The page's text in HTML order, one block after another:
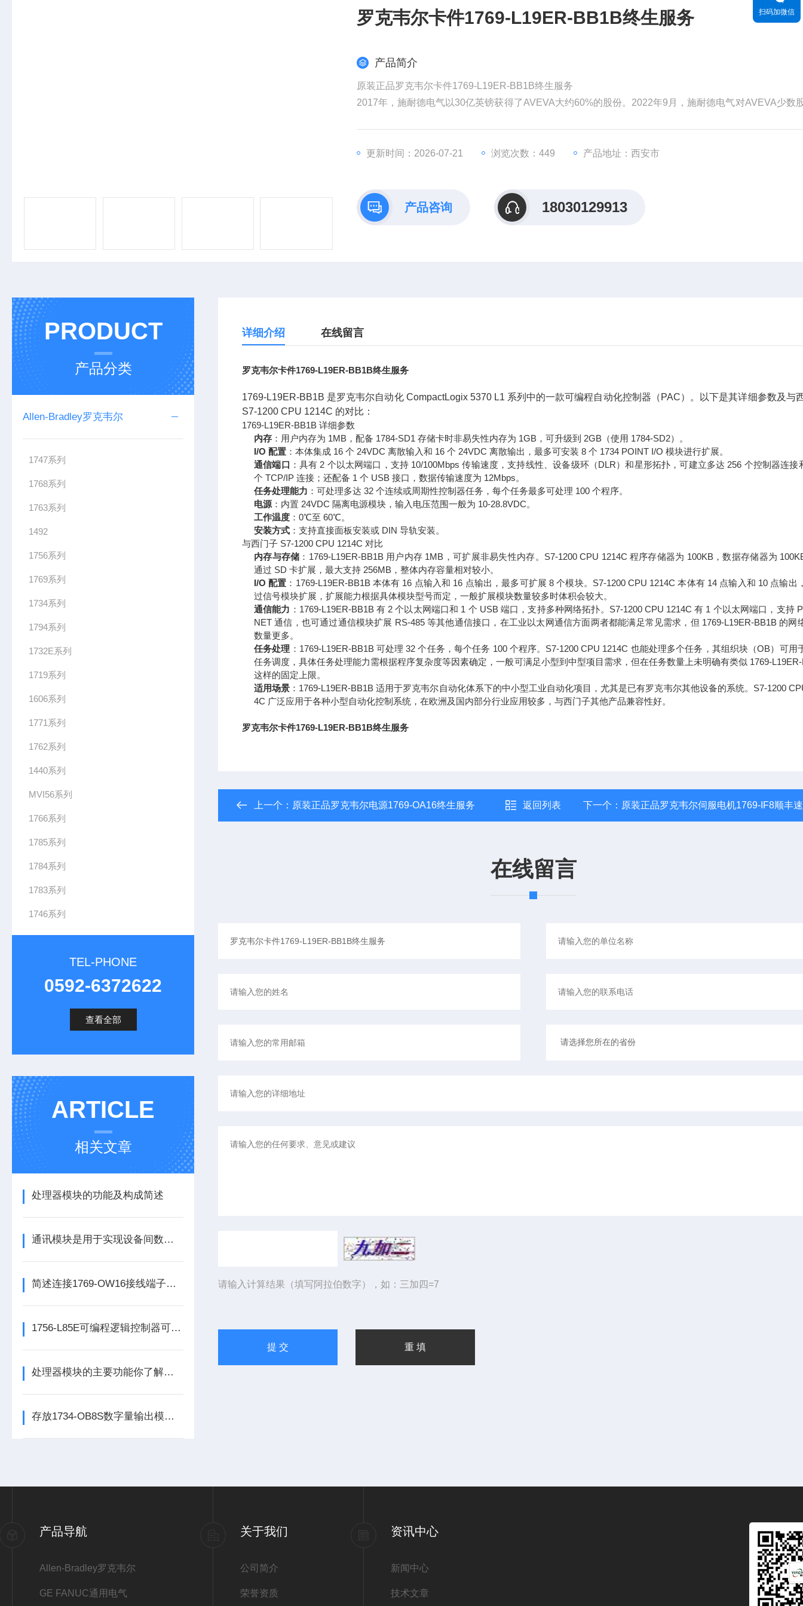
罗克韦尔卡件1769-L19ER-BB1B终生服务
产品简介
原装正品罗克韦尔卡件1769-L19ER-BB1B终生服务
2017年，施耐德电气以30亿英镑获得了AVEVA大约60%的股份。2022年9月，施耐德电气对AVEVA少数
全球工业部门越来越依赖数据来实现商业价值。但和其他
更新时间：2026-07-21 浏览次数：449 产品地址：西安市
产品咨询 18030129913
PRODUCT
产品分类
Allen-Bradley罗克韦尔
1747系列
1768系列
1763系列
1492
1756系列
1769系列
1734系列
1794系列
1732E系列
1719系列
1606系列
1771系列
1762系列
1440系列
MVI56系列
1766系列
1785系列
1784系列
1783系列
1746系列
TEL-PHONE
0592-6372622
查看全部
ARTICLE
相关文章
处理器模块的功能及构成简述
通讯模块是用于实现设备间数据传输与通信的集成化硬件组件
简述连接1769-OW16接线端子所需要注意的事项
1756-L85E可编程逻辑控制器可满足多行业自动化精准控制需求
处理器模块的主要功能你了解多少呢
存放1734-OB8S数字量输出模块时所需要考虑的方面分享
详细介绍 在线留言
罗克韦尔卡件1769-L19ER-BB1B终生服务
1769-L19ER-BB1B 是罗克韦尔自动化 CompactLogix 5370 L1 系列中的一款可编程自动化控制器（PAC）。以下是其详细参数及与
S7-1200 CPU 1214C 的对比：
1769-L19ER-BB1B 详细参数
内存 ：用户内存为 1MB，配备 1784-SD1 存储卡时非易失性内存为 1GB，可升级到 2GB（使用 1784-SD2）。
I/O 配置 ：本体集成 16 个 24VDC 离散输入和 16 个 24VDC 离散输出，最多可安装 8 个 1734 POINT I/O 模块进行扩展。
通信端口 ：具有 2 个以太网端口，支持 10/100Mbps 传输速度，支持线性、设备级环（DLR）和星形拓扑，可建立多达 256 个控制器连接
个 TCP/IP 连接；还配备 1 个 USB 接口，数据传输速度为 12Mbps。
任务处理能力 ：可处理多达 32 个连续或周期性控制器任务，每个任务最多可处理 100 个程序。
电源 ：内置 24VDC 隔离电源模块，输入电压范围一般为 10-28.8VDC。
工作温度 ：0℃至 60℃。
安装方式 ：支持直接面板安装或 DIN 导轨安装。
与西门子 S7-1200 CPU 1214C 对比
内存与存储 ：1769-L19ER-BB1B 用户内存 1MB，可扩展非易失性内存。S7-1200 CPU 1214C 程序存储器为 100KB，数据存储器为
通过 SD 卡扩展，最大支持 256MB，整体内存容量相对较小。
I/O 配置 ：1769-L19ER-BB1B 本体有 16 点输入和 16 点输出，最多可扩展 8 个模块。S7-1200 CPU 1214C 本体有 14 点输入和 10 点输出
过信号模块扩展，扩展能力根据具体模块型号而定，一般扩展模块数量较多时体积会较大。
通信能力 ：1769-L19ER-BB1B 有 2 个以太网端口和 1 个 USB 端口，支持多种网络拓扑。S7-1200 CPU 1214C 有 1 个以太网端口，支持
NET 通信，也可通过通信模块扩展 RS-485 等其他通信接口，在工业以太网通信方面两者都能满足常见需求，但 1769-L19ER-BB1B 的网
数量更多。
任务处理 ：1769-L19ER-BB1B 可处理 32 个任务，每个任务 100 个程序。S7-1200 CPU 1214C 也能处理多个任务，其组织块（OB）可用
任务调度，具体任务处理能力需根据程序复杂度等因素确定，一般可满足小型到中型项目需求，但在任务数量上未明确有类似 1769-
这样的固定上限。
适用场景 ：1769-L19ER-BB1B 适用于罗克韦尔自动化体系下的中小型工业自动化项目，尤其是已有罗克韦尔其他设备的系统。S7-1200
4C 广泛应用于各种小型自动化控制系统，在欧洲及国内部分行业应用较多，与西门子其他产品兼容性好。
罗克韦尔卡件1769-L19ER-BB1B终生服务
上一个： 原装正品罗克韦尔电源1769-OA16终生服务 返回列表 下一个： 原装正品罗克韦尔伺服电机1769-IF8顺丰
在线留言
请输入计算结果（填写阿拉伯数字），如：三加四=7
产品导航
Allen-Bradley罗克韦尔
GE FANUC通用电气
关于我们
公司简介
荣誉资质
资讯中心
新闻中心
技术文章
扫码加微信